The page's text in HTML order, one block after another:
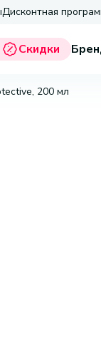
Дисконтная
Скидки
200 мл